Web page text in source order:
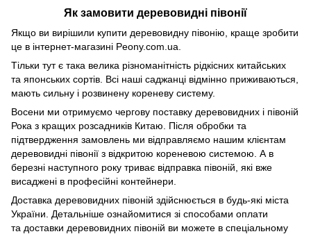
Як замовити деревовидні півонії
Якщо ви вирішили купити деревовидну півонію, краще зробити
це в інтернет-магазині Peony.com.ua.
Тільки тут є така велика різноманітність рідкісних китайських
та японських сортів. Всі наші саджанці відмінно приживаються,
мають сильну і розвинену кореневу систему.
Восени ми отримуємо чергову поставку деревовидних і півоній
Рока з кращих розсадників Китаю. Після обробки та
підтвердження замовлень ми відправляємо нашим клієнтам
деревовидні півонії з відкритою кореневою системою. А в
березні наступного року триває відправка півоній, які вже
висаджені в професійні контейнери.
Доставка деревовидних півоній здійснюється в будь-які міста
України. Детальніше ознайомитися зі способами оплати
та доставки деревовидних півоній ви можете в спеціальному